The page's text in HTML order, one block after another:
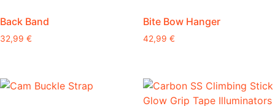
Back Band
32,99 €
tiene
Bite Bow Hanger
42,99 €